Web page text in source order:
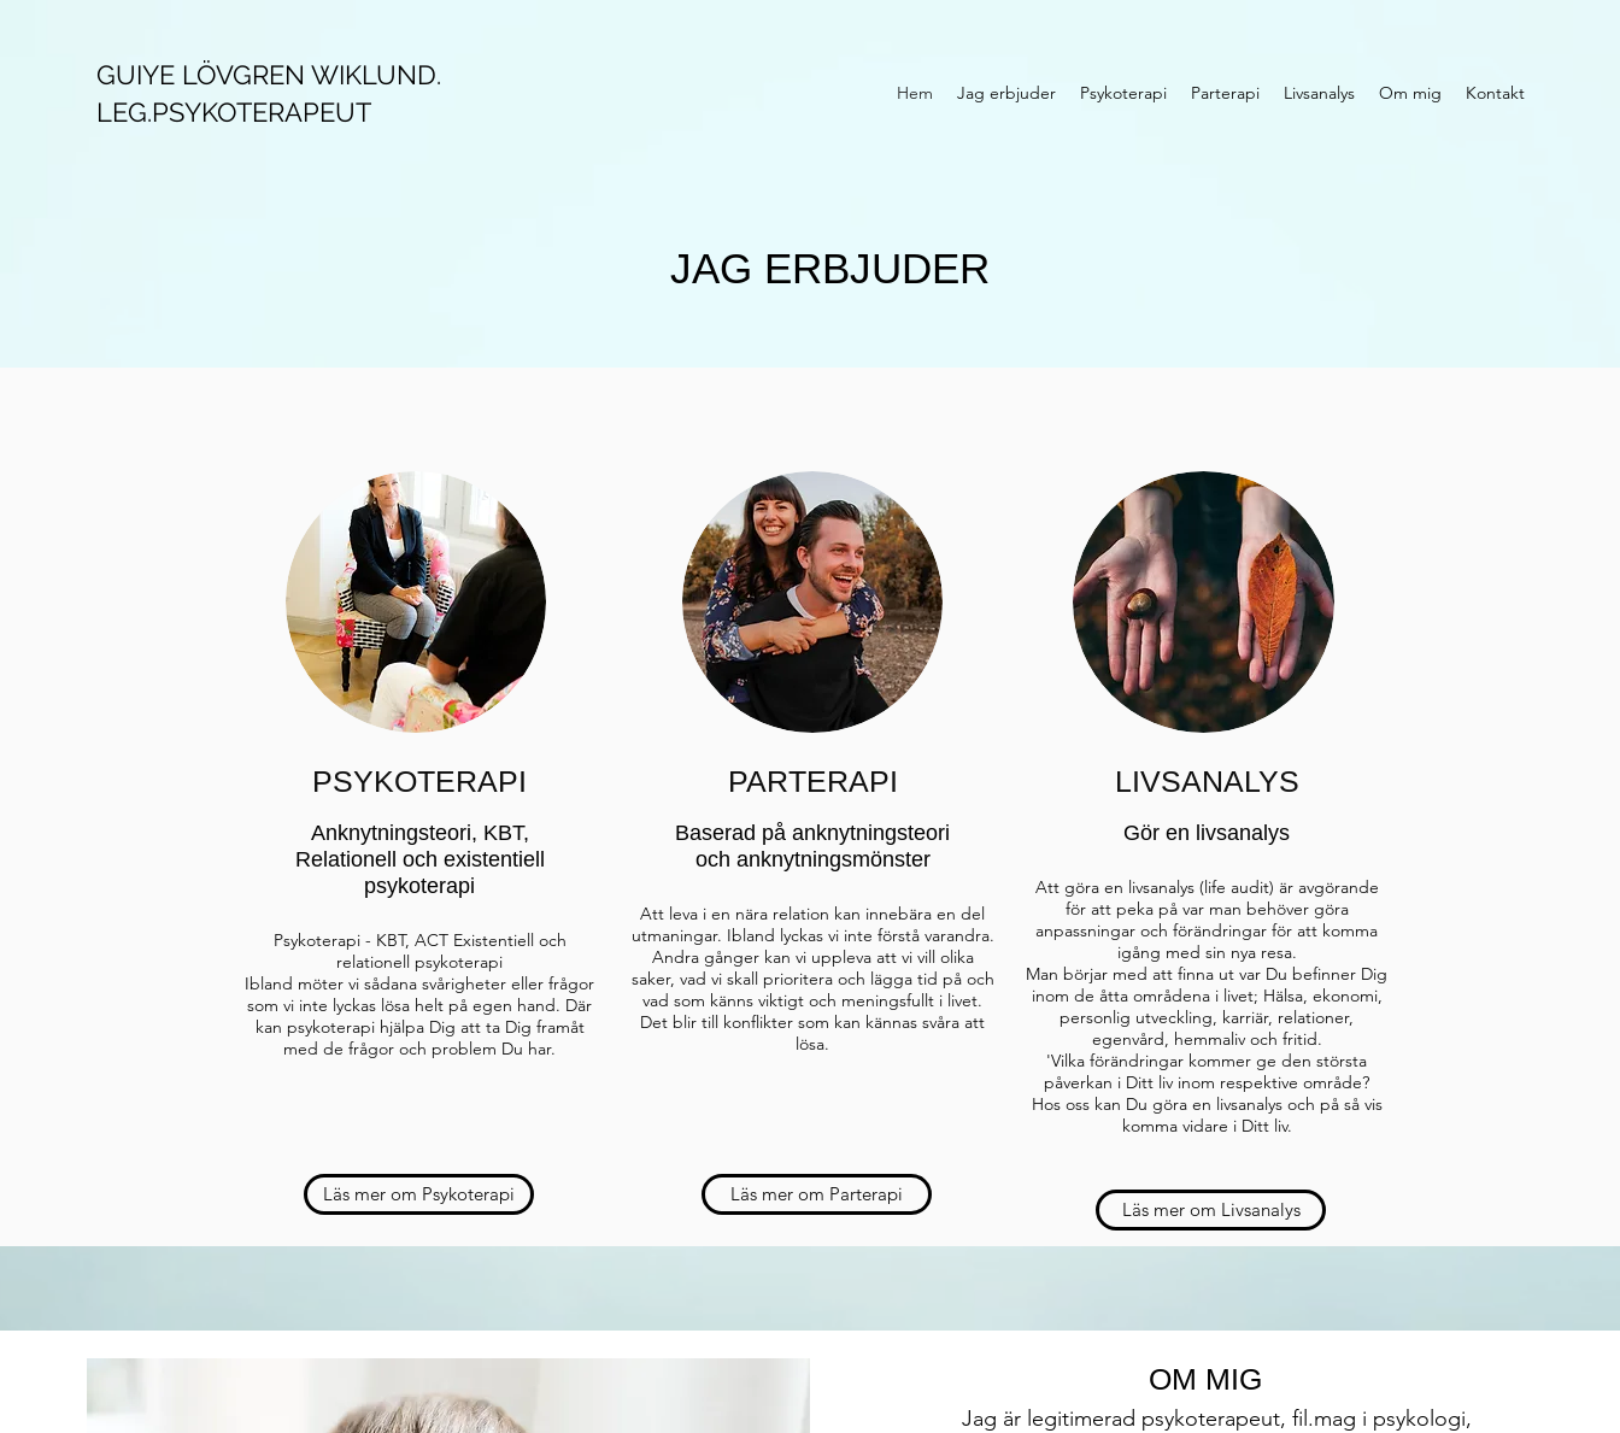
GUIYE LÖVGREN WIKLUND.
LEG.PSYKOTERAPEUT
Hem Jag erbjuder Psykoterapi Parterapi Livsanalys Om mig Kontakt
JAG ERBJUDER
PSYKOTERAPI
Anknytningsteori, KBT,
Relationell och existentiell
psykoterapi
Psykoterapi - KBT, ACT Existentiell och
relationell psykoterapi
Ibland möter vi sådana svårigheter eller frågor
som vi inte lyckas lösa helt på egen hand. Där
kan psykoterapi hjälpa Dig att ta Dig framåt
med de frågor och problem Du har.
Läs mer om Psykoterapi
PARTERAPI
Baserad på anknytningsteori
och anknytningsmönster
Att leva i en nära relation kan innebära en del
utmaningar. Ibland lyckas vi inte förstå varandra.
Andra gånger kan vi uppleva att vi vill olika
saker, vad vi skall prioritera och lägga tid på och
vad som känns viktigt och meningsfullt i livet.
Det blir till konflikter som kan kännas svåra att
lösa.
Läs mer om Parterapi
LIVSANALYS
Gör en livsanalys
Att göra en livsanalys (life audit) är avgörande
för att peka på var man behöver göra
anpassningar och förändringar för att komma
igång med sin nya resa.
Man börjar med att finna ut var Du befinner Dig
inom de åtta områdena i livet; Hälsa, ekonomi,
personlig utveckling, karriär, relationer,
egenvård, hemmaliv och fritid.
'Vilka förändringar kommer ge den största
påverkan i Ditt liv inom respektive område?
Hos oss kan Du göra en livsanalys och på så vis
komma vidare i Ditt liv.
Läs mer om Livsanalys
OM MIG
Jag är legitimerad psykoterapeut, fil.mag i psykologi,